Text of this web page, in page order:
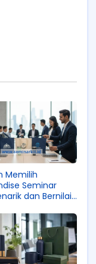
Memilih
Seminar
dan Bernilai